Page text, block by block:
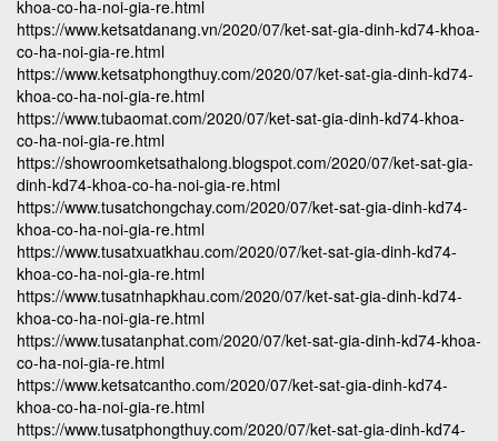
khoa-co-ha-noi-gia-re.html
https://www.ketsatdanang.vn/2020/07/ket-sat-gia-dinh-kd74-khoa-
co-ha-noi-gia-re.html
https://www.ketsatphongthuy.com/2020/07/ket-sat-gia-dinh-kd74-
khoa-co-ha-noi-gia-re.html
https://www.tubaomat.com/2020/07/ket-sat-gia-dinh-kd74-khoa-
co-ha-noi-gia-re.html
https://showroomketsathalong.blogspot.com/2020/07/ket-sat-gia-
dinh-kd74-khoa-co-ha-noi-gia-re.html
https://www.tusatchongchay.com/2020/07/ket-sat-gia-dinh-kd74-
khoa-co-ha-noi-gia-re.html
https://www.tusatxuatkhau.com/2020/07/ket-sat-gia-dinh-kd74-
khoa-co-ha-noi-gia-re.html
https://www.tusatnhapkhau.com/2020/07/ket-sat-gia-dinh-kd74-
khoa-co-ha-noi-gia-re.html
https://www.tusatanphat.com/2020/07/ket-sat-gia-dinh-kd74-khoa-
co-ha-noi-gia-re.html
https://www.ketsatcantho.com/2020/07/ket-sat-gia-dinh-kd74-
khoa-co-ha-noi-gia-re.html
https://www.tusatphongthuy.com/2020/07/ket-sat-gia-dinh-kd74-